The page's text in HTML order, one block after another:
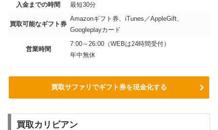
入金までの時間
最短30分
買取可能なギフト券
Amazonギフト券、iTunes／AppleGift、
Googleplayカード
営業時間
7:00～26:00（WEBは24時間受付）
年中無休
買取サファリでギフト券を現金化する
買取カリビアン